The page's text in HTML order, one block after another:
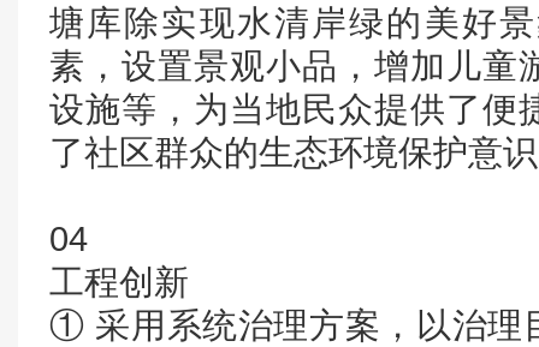
塘库除实现水清岸绿的美好
素，设置景观小品，增加儿童
设施等，为当地民众提供了便
了社区群众的生态环境保护意
04
工程创新
① 采用系统治理方案，以治理